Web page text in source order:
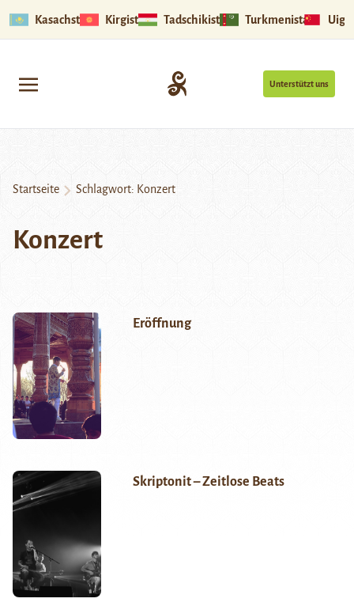
Kasachstan Kirgistan Tadschikistan Turkmenistan
Unterstützt uns
Startseite Schlagwort: Konzert
Konzert
Eröffnung
Skriptonit – Zeitlose Beats